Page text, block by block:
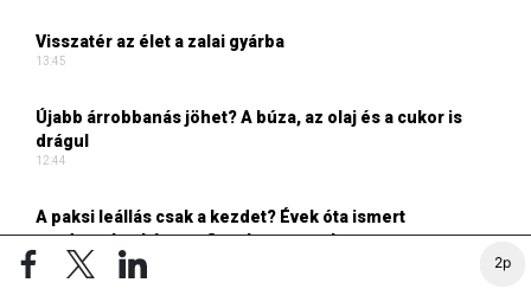
2p
Visszatér az élet a zalai gyárba
13:45
Újabb árrobbanás jöhet? A búza, az olaj és a cukor is
drágul
12:44
A paksi leállás csak a kezdet? Évek óta ismert
rendszerkockázatra figyelmeztetnek